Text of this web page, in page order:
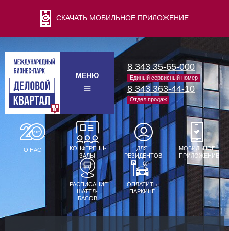
СКАЧАТЬ МОБИЛЬНОЕ ПРИЛОЖЕНИЕ
МЕНЮ
8 343 35-65-000
Единый сервисный номер
8 343 363-44-10
Отдел продаж
О НАС
КОНФЕРЕНЦ-
ЗАЛЫ
ДЛЯ
РЕЗИДЕНТОВ
МОБИЛЬНОЕ
ПРИЛОЖЕНИЕ
РАСПИСАНИЕ
ШАТТЛ-
БАСОВ
ОПЛАТИТЬ
ПАРКИНГ